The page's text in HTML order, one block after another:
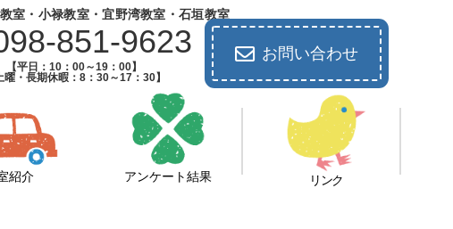
室・小禄教室・宜野湾教室・石垣教室
851-9623
【平日：10：00～19：00】
曜・長期休暇：8：30～17：30】
お問い合わせ
紹介 アンケート結果 リンク